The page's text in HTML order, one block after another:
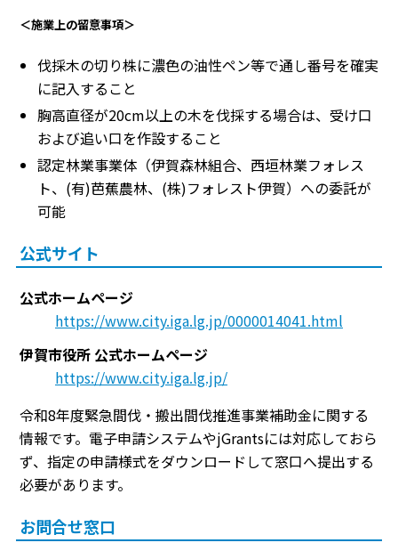
＜施業上の留意事項＞
伐採木の切り株に濃色の油性ペン等で通し番号を確実
に記入すること
胸高直径が20cm以上の木を伐採する場合は、受け口
および追い口を作設すること
認定林業事業体（伊賀森林組合、西垣林業フォレス
ト、(有)芭蕉農林、(株)フォレスト伊賀）への委託が
可能
公式サイト
公式ホームページ
https://www.city.iga.lg.jp/0000014041.html
伊賀市役所 公式ホームページ
https://www.city.iga.lg.jp/
令和8年度緊急間伐・搬出間伐推進事業補助金に関する
情報です。電子申請システムやjGrantsには対応しておら
ず、指定の申請様式をダウンロードして窓口へ提出する
必要があります。
お問合せ窓口